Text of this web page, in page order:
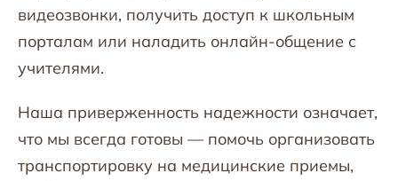
видеозвонки, получить доступ к школьным
порталам или наладить онлайн-общение с
учителями.
Наша приверженность надежности означает,
что мы всегда готовы — помочь организовать
транспортировку на медицинские приемы,